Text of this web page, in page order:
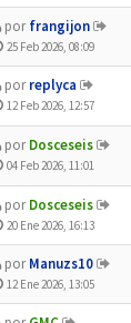
porfrangijon
25 Feb 2026, 08:09
porreplyca
12 Feb 2026, 12:57
porDosceseis
04 Feb 2026, 11:01
porDosceseis
20 Ene 2026, 16:13
porManuzs10
12 Ene 2026, 13:05